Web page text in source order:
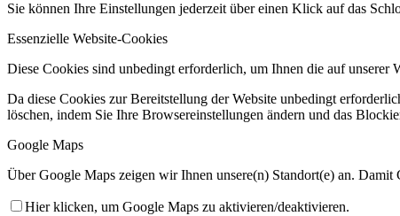
Sie können Ihre Einstellungen jederzeit über einen Klick auf das
Essenzielle Website-Cookies
Diese Cookies sind unbedingt erforderlich, um Ihnen die auf
Da diese Cookies zur Bereitstellung der Website unbedingt
löschen, indem Sie Ihre Browsereinstellungen ändern und das
Google Maps
Über Google Maps zeigen wir Ihnen unsere(n) Standort(e) an.
Hier klicken, um Google Maps zu aktivieren/deaktivieren.